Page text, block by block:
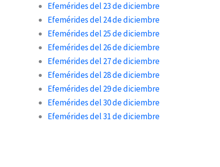
Efemérides del 23 de diciembre
Efemérides del 24 de diciembre
Efemérides del 25 de diciembre
Efemérides del 26 de diciembre
Efemérides del 27 de diciembre
Efemérides del 28 de diciembre
Efemérides del 29 de diciembre
Efemérides del 30 de diciembre
Efemérides del 31 de diciembre